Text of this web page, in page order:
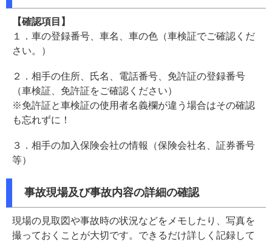
【確認項目】
１．車の登録番号、車名、車の色（車検証でご確認くだ
さい。）
２．相手の住所、氏名、電話番号、免許証の登録番号
（車検証、免許証をご確認ください）
※免許証と車検証の使用者名義欄が違う場合はその確認
も忘れずに！
３．相手の加入保険会社の情報（保険会社名、証券番号
等）
事故現場及び事故内容の詳細の確認
現場の見取図や事故時の状況などをメモしたり、写真を
撮っておくことが大切です。できるだけ詳しく記録して